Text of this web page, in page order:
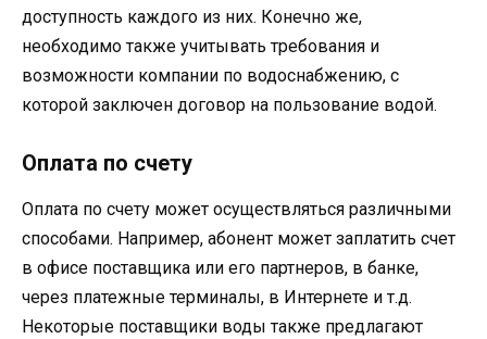
доступность каждого из них. Конечно же,
необходимо также учитывать требования и
возможности компании по водоснабжению, с
которой заключен договор на пользование водой.
Оплата по счету
Оплата по счету может осуществляться различными
способами. Например, абонент может заплатить счет
в офисе поставщика или его партнеров, в банке,
через платежные терминалы, в Интернете и т.д.
Некоторые поставщики воды также предлагают